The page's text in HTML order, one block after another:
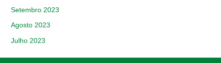
Setembro 2023
Agosto 2023
Julho 2023